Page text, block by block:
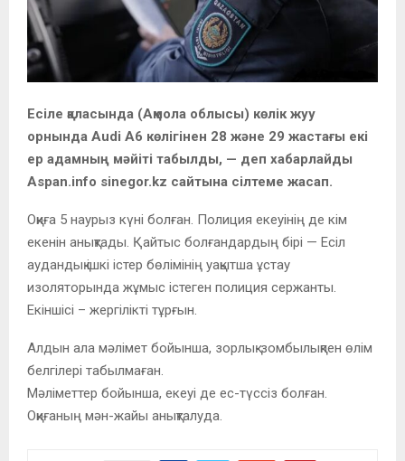
Есіле қаласында (Ақмола облысы) көлік жуу
орнында Audi A6 көлігінен 28 және 29 жастағы екі
ер адамның мәйіті табылды, — деп хабарлайды
Aspan.info sinegor.kz сайтына сілтеме жасап.
Оқиға 5 наурыз күні болған. Полиция екеуінің де кім
екенін анықтады. Қайтыс болғандардың бірі — Есіл
аудандық ішкі істер бөлімінің уақытша ұстау
изоляторында жұмыс істеген полиция сержанты.
Екіншісі – жергілікті тұрғын.
Алдын ала мәлімет бойынша, зорлық-зомбылықпен өлім
белгілері табылмаған.
Мәліметтер бойынша, екеуі де ес-түссіз болған.
Оқиғаның мән-жайы анықталуда.